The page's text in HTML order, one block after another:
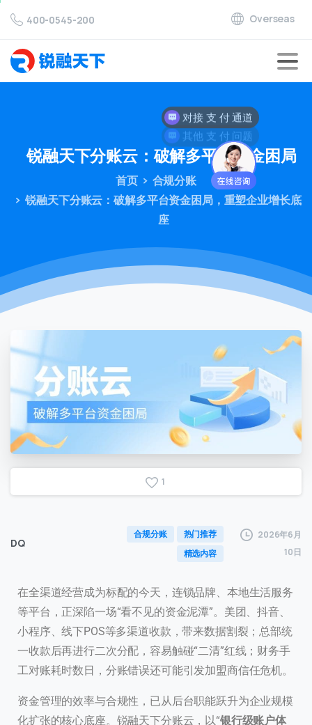
400-0545-200 Overseas
锐融天下分账云：破解多平台资金困局
首页
合规分账
锐融天下分账云：破解多平台资金困局，重塑企业增长底
座
1
DQ
合规分账
热门推荐
精选内容
2026年6月
10日
在全渠道经营成为标配的今天，连锁品牌、本地生活服务
等平台，正深陷一场“看不见的资金泥潭”。美团、抖音、
小程序、线下POS等多渠道收款，带来数据割裂；总部统
一收款后再进行二次分配，容易触碰“二清”红线；财务手
工对账耗时数日，分账错误还可能引发加盟商信任危机。
资金管理的效率与合规性，已从后台职能跃升为企业规模
化扩张的核心底座。锐融天下分账云，以“银行级账户体
其他 支 付 问题